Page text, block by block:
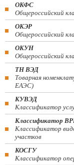
ОКФС
Общероссийский
ОКЭР
Общероссийский
ОКУН
Общероссийский
ТН ВЭД
Товарная
ЕАЭС)
КУВЭД
Классификатор
Классификатор
Классификатор
участков
КОСГУ
Классификатор